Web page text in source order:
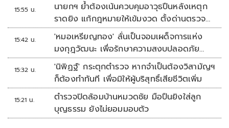
15:55 น.
นายกฯ ย้ำต้องเน้นควบคุมอาวุธปืนหลังเหตุก
ราดยิง แก้กฎหมายให้เข้มงวด ตั้งด่านตรวจ
เพิ่ม
15:42 น.
'หมอเหรียญทอง' ลั่นเป็นจอมเผด็จการแห่ง
มงกุฎวัฒนะ เพื่อรักษาความสงบปลอดภัย
ภายในรพ.
15:32 น.
'นิพิฏฐ์' กระตุกตำรวจ หากจำเป็นต้องวิสามัญฯ
ก็ต้องทำทันที เพื่อมิให้ผู้บริสุทธิ์เสียชีวิตเพิ่ม
15:21 น.
ตำรวจปิดล้อมบ้านหมวดชัย มือปืนยิงใส่ลูก
บุญธรรม ยังไม่ยอมมอบตัว